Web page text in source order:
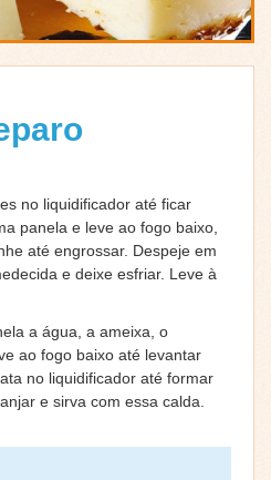
no liquidificador até ficar
panela e leve ao fogo baixo,
até engrossar. Despeje em
e deixe esfriar. Leve à
a água, a ameixa, o
ao fogo baixo até levantar
no liquidificador até formar
e sirva com essa calda.